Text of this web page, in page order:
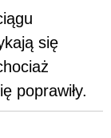
się
poprawiły.